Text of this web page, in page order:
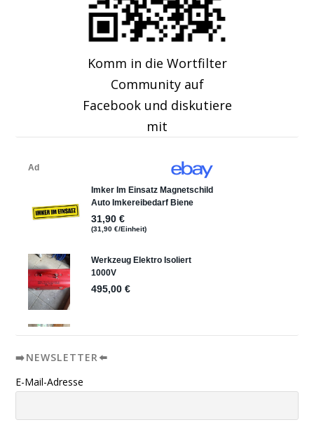
Komm in die Wortfilter
Community auf
Facebook und diskutiere
mit
➡️NEWSLETTER⬅️
E-Mail-Adresse